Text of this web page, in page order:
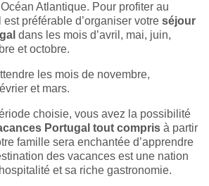
Atlantique. Pour profiter au
est préférable d’organiser votre séjour
dans les mois d’avril, mai, juin,
et octobre.
les mois de novembre,
et mars.
choisie, vous avez la possibilité
Portugal tout compris à partir
famille sera enchantée d’apprendre
des vacances est une nation
et sa riche gastronomie.